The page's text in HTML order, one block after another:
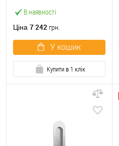
В наявності
60 кг 8-12 мм
Ціна 7 242 грн.
У кошик
Купити в 1 клік